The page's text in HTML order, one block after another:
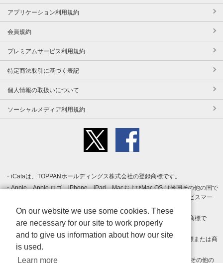
アプリケーション利用規約
会員規約
プレミアムサービス利用規約
特定商法取引に基づく表記
個人情報の取扱いについて
ソーシャルメディア利用規約
iCataは、TOPPANホールディングス株式会社の登録商標です。
Apple、Apple ロゴ、iPhone、iPad、MacおよびMac OS は米国その他の国で
登録された Apple Inc. の商標です。App Store は Apple Inc. のサービスマー
クです。
Android、Google Play および Google Play ロゴ は Google LLC の商標で
す。
Windows は Microsoft Inc.の米国およびその他の国における登録商標または商
標です。
Adobe、Adobe Reader、Adobe PDF は、Adobe Inc.の米国およびその他の
On our website we use some cookies. These
are necessary for our site to work properly
and to give us information about how our site
is used.
Learn more